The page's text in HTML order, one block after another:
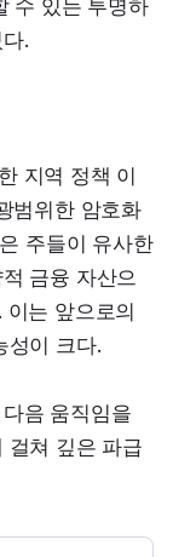
수 있는 투명하
.
지역 정책 이
범위한 암호화
주들이 유사한
금융 자산으
는 앞으로의
성이 크다.
음 움직임을
걸쳐 깊은 파급